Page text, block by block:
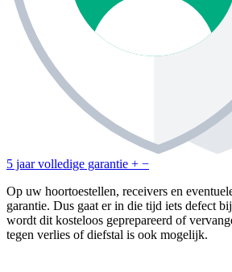
5 jaar volledige garantie + −
Op uw hoortoestellen, receivers en
garantie. Dus gaat er in die tijd iets defect
wordt dit kosteloos geprepareerd of
tegen verlies of diefstal is ook mogelijk.